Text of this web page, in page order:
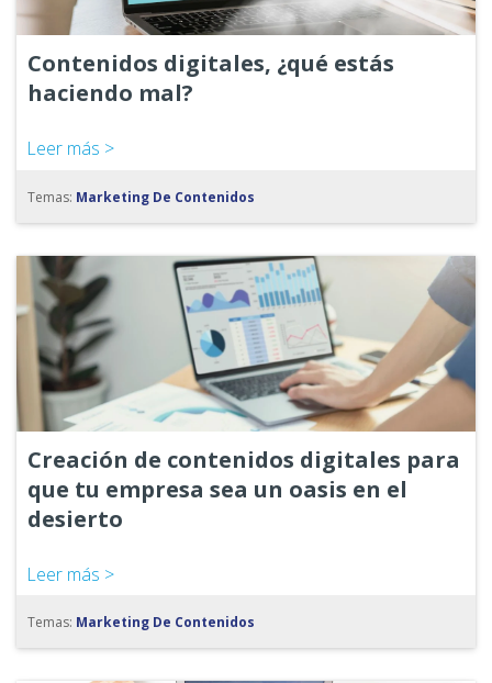
Contenidos digitales, ¿qué estás
haciendo mal?
Leer más >
Temas: Marketing De Contenidos
Creación de contenidos digitales para
que tu empresa sea un oasis en el
desierto
Leer más >
Temas: Marketing De Contenidos